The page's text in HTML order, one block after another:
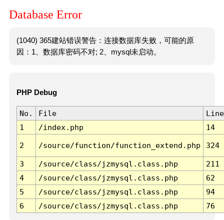
Database Error
(1040) 365建站错误警告：连接数据库失败，可能的原
因：1、数据库密码不对; 2、mysql未启动。
PHP Debug
No. File
Line
1
/index.php 14
2 /source/function/function_extend.php 324
3 /source/class/jzmysql.class.php
211
4
/source/class/jzmysql.class.php
62
5
/source/class/jzmysql.class.php
94
6
/source/class/jzmysql.class.php 76